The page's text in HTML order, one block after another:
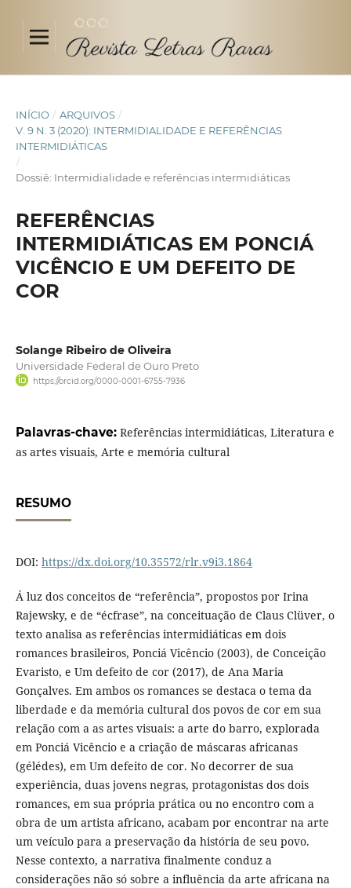
INÍCIO / ARQUIVOS /
V. 9 N. 3 (2020): INTERMIDIALIDADE E REFERÊNCIAS
INTERMIDIÁTICAS
/
Dossiê: Intermidialidade e referências intermidiáticas
REFERÊNCIAS
INTERMIDIÁTICAS EM PONCIÁ
VICÊNCIO E UM DEFEITO DE
COR
Solange Ribeiro de Oliveira
Universidade Federal de Ouro Preto
https://orcid.org/0000-0001-6755-7936
Palavras-chave: Referências intermidiáticas, Literatura e
as artes visuais, Arte e memória cultural
RESUMO
DOI: https://dx.doi.org/10.35572/rlr.v9i3.1864
Á luz dos conceitos de “referência”, propostos por Irina
Rajewsky, e de “écfrase”, na conceituação de Claus Clüver, o
texto analisa as referências intermidiáticas em dois
romances brasileiros, Ponciá Vicêncio (2003), de Conceição
Evaristo, e Um defeito de cor (2017), de Ana Maria
Gonçalves. Em ambos os romances se destaca o tema da
liberdade e da memória cultural dos povos de cor em sua
relação com a as artes visuais: a arte do barro, explorada
em Ponciá Vicêncio e a criação de máscaras africanas
(gélédes), em Um defeito de cor. No decorrer de sua
experiência, duas jovens negras, protagonistas dos dois
romances, em sua própria prática ou no encontro com a
obra de um artista africano, acabam por encontrar na arte
um veículo para a preservação da história de seu povo.
Nesse contexto, a narrativa finalmente conduz a
considerações não só sobre a influência da arte africana na